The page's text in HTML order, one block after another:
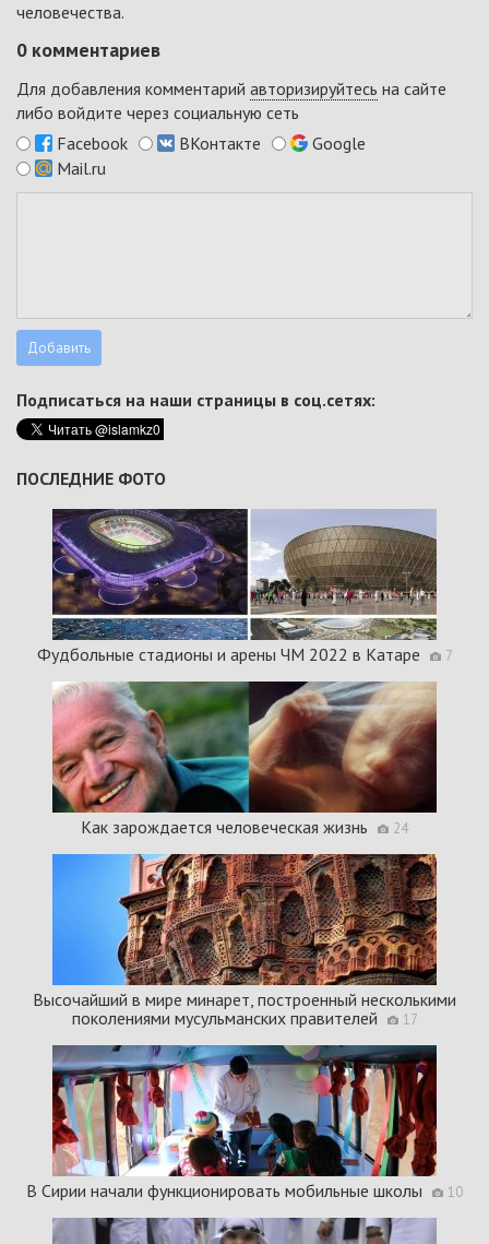
человечества.
0 комментариев
Для добавления комментарий авторизируйтесь на сайте
либо войдите через социальную сеть
Facebook
ВКонтакте
Google
Mail.ru
Подписаться на наши страницы в соц.сетях:
ПОСЛЕДНИЕ ФОТО
Фудбольные стадионы и арены ЧМ 2022 в Катаре 7
Как зарождается человеческая жизнь 24
Высочайший в мире минарет, построенный несколькими
поколениями мусульманских правителей
17
В Сирии начали функционировать мобильные школы 10